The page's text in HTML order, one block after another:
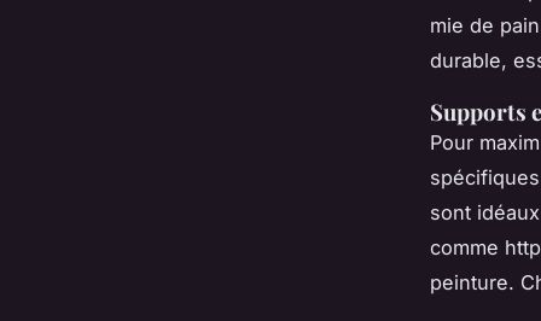
mie de
durable,
Supports
Pour
sont
comme
peinture.